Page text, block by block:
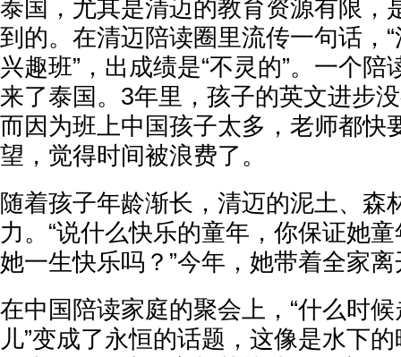
泰国，尤其是清迈的教育资源有限，
到的。在清迈陪读圈里流传一句话，
兴趣班”，出成绩是“不灵的”。一个
来了泰国。3年里，孩子的英文进步
而因为班上中国孩子太多，老师都快
望，觉得时间被浪费了。
随着孩子年龄渐长，清迈的泥土、森
力。“说什么快乐的童年，你保证她
她一生快乐吗？”今年，她带着全家
在中国陪读家庭的聚会上，“什么时
儿”变成了永恒的话题，这像是水下